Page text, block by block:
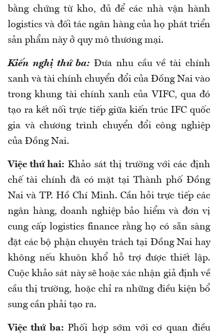
bằng chứng từ kho, đủ để các nhà vận hành
logistics và đối tác ngân hàng của họ phát triển
sản phẩm này ở quy mô thương mại.
Kiến nghị thứ ba: Đưa nhu cầu về tài chính
xanh và tài chính chuyển đổi của Đồng Nai vào
trong khung tài chính xanh của VIFC, qua đó
tạo ra kết nối trực tiếp giữa kiến trúc IFC quốc
gia và chương trình chuyển đổi công nghiệp
của Đồng Nai.
Việc thứ hai: Khảo sát thị trường với các định
chế tài chính đã có mặt tại Thành phốĐồng
Nai và TP. Hồ Chí Minh. Cần hỏi trực tiếp các
ngân hàng, doanh nghiệp bảo hiểm và đơn vị
cung cấp logistics finance rằng họ có sẵn sàng
đặt các bộ phận chuyên trách tại Đồng Nai hay
không nếu khuôn khổ hỗ trợ được thiết lập.
Cuộc khảo sát này sẽ hoặc xác nhận giả định về
cầu thị trường, hoặc chỉ ra những điều kiện bổ
sung cần phải tạo ra.
Việc thứ ba: Phối hợp sớm với cơ quan điều